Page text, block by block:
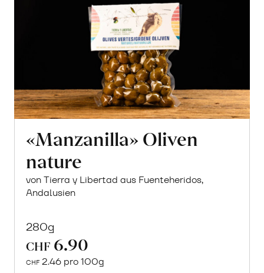
«Manzanilla» Oliven
nature
von Tierra y Libertad aus Fuenteheridos,
Andalusien
280g
CHF 6.90
CHF 2.46 pro 100g